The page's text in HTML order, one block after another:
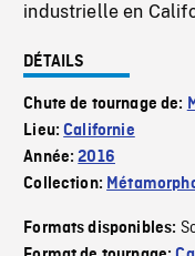
industrielle en
DÉTAILS
Chute de tournage de:
Lieu:Californie
Année:2016
Collection:
Formats disponibles: